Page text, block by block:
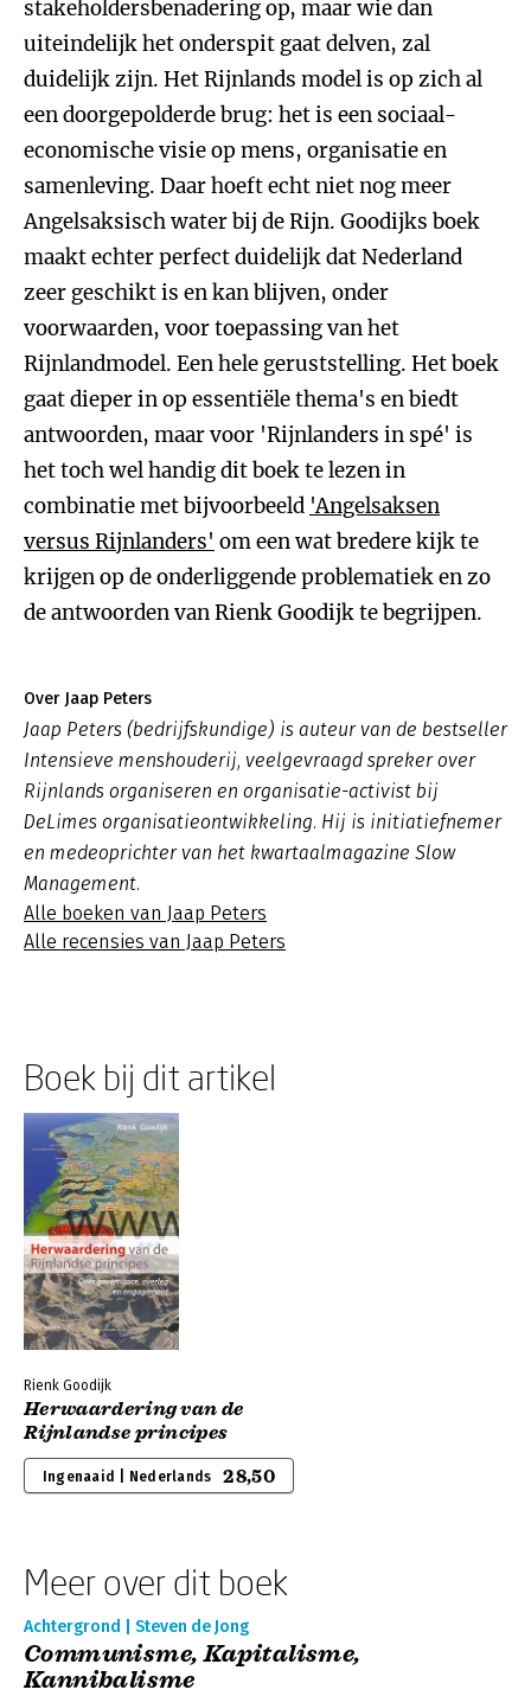
stakeholdersbenadering op, maar wie dan
uiteindelijk het onderspit gaat delven, zal
duidelijk zijn. Het Rijnlands model is op zich al
een doorgepolderde brug: het is een sociaal-
economische visie op mens, organisatie en
samenleving. Daar hoeft echt niet nog meer
Angelsaksisch water bij de Rijn. Goodijks boek
maakt echter perfect duidelijk dat Nederland
zeer geschikt is en kan blijven, onder
voorwaarden, voor toepassing van het
Rijnlandmodel. Een hele geruststelling. Het boek
gaat dieper in op essentiële thema's en biedt
antwoorden, maar voor 'Rijnlanders in spé' is
het toch wel handig dit boek te lezen in
combinatie met bijvoorbeeld 'Angelsaksen
versus Rijnlanders' om een wat bredere kijk te
krijgen op de onderliggende problematiek en zo
de antwoorden van Rienk Goodijk te begrijpen.
Over Jaap Peters
Jaap Peters (bedrijfskundige) is auteur van de bestseller
Intensieve menshouderij, veelgevraagd spreker over
Rijnlands organiseren en organisatie-activist bij
DeLimes organisatieontwikkeling. Hij is initiatiefnemer
en medeoprichter van het kwartaalmagazine Slow
Management.
Alle boeken van Jaap Peters
Alle recensies van Jaap Peters
Boek bij dit artikel
Rienk Goodijk
Herwaardering van de
Rijnlandse principes
Ingenaaid | Nederlands 28,50
Meer over dit boek
Achtergrond | Steven de Jong
Communisme, Kapitalisme,
Kannibalisme